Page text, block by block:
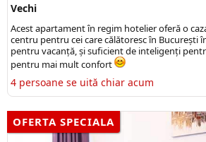
Vechi
Acest apartament în regim hotelier oferă o
centru pentru cei care călătoresc în București
pentru vacanță, și suficient de inteligenți
pentru mai mult confort
4 persoane se uită chiar acum
OFERTA SPECIALA